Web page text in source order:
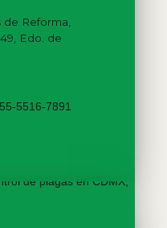
Reforma,
Edo. de
55-5516-7891